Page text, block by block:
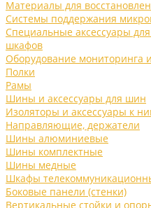
Материалы для
Системы поддержания
Специальные аксессуары
шкафов
Оборудование мониторинга
Полки
Рамы
Шины и аксессуары для шин
Изоляторы и аксессуары к
Направляющие, держатели
Шины алюминиевые
Шины комплектные
Шины медные
Шкафы
Боковые панели (стенки)
Вертикальные стойки и